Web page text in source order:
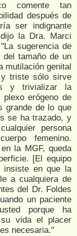
comente tan
después de
ser indignante
la Dra. Marci
sugerencia de
tamaño de un
mutilación genital
y triste sólo sirve
y trivializar la
erógeno de
grande de lo que
se ha trazado, y
persona
femenino.
la MGF, queda
[El equipo
insiste en que la
a cualquiera de
del Dr. Foldes
un paciente
porque ha
vida el placer
necesaria."